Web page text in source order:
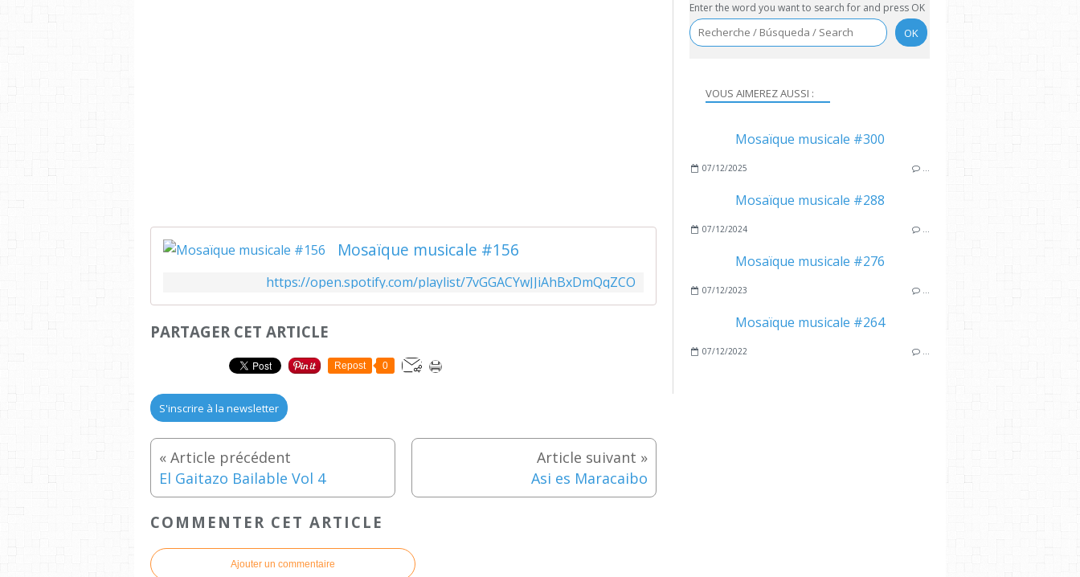
Mosaïque musicale #156
https://open.spotify.com/playlist/7vGGACYwJJiAhBxDmQqZCO
PARTAGER CET ARTICLE
Repost 0
S'inscrire à la newsletter
El Gaitazo Bailable Vol 4 Asi es Maracaibo
COMMENTER CET ARTICLE
Ajouter un commentaire
VOUS AIMEREZ AUSSI :
Mosaïque musicale #300
07/12/2025 …
Mosaïque musicale #288
07/12/2024 …
Mosaïque musicale #276
07/12/2023 …
Mosaïque musicale #264
07/12/2022 …
Enter the word you want to search for and press OK